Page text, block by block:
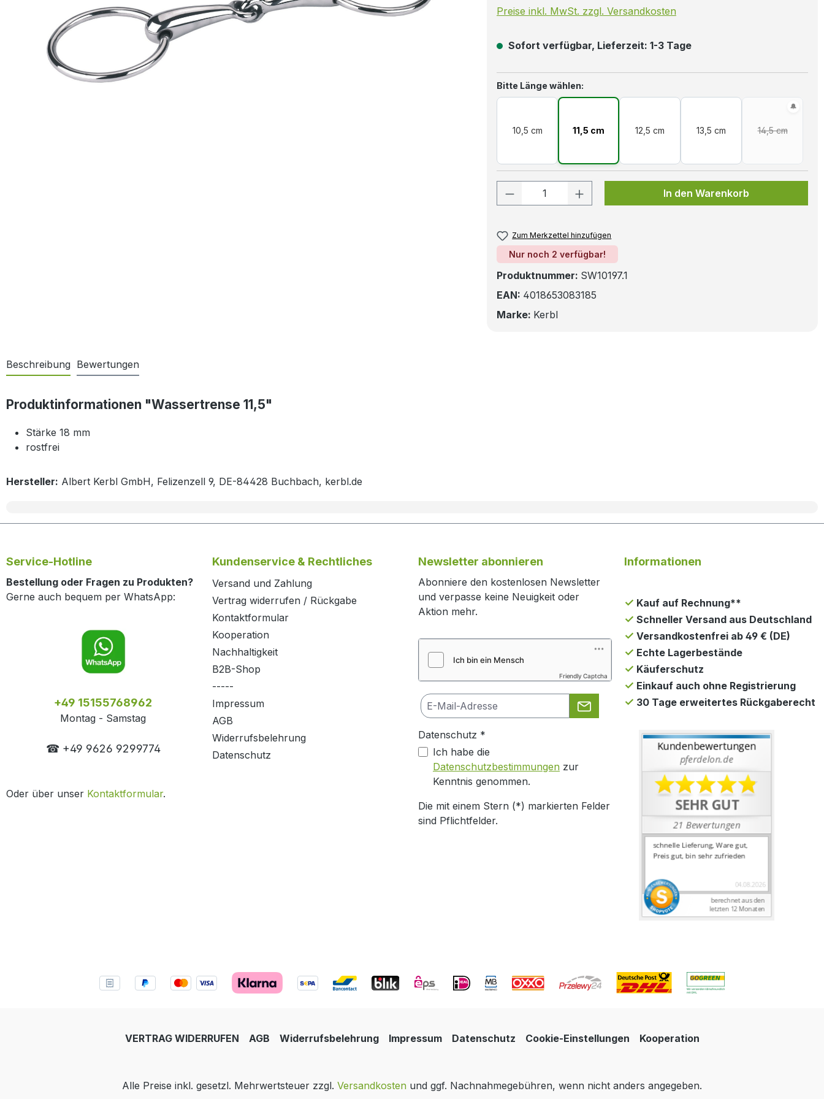
Preise inkl. MwSt. zzgl. Versandkosten
Sofort verfügbar, Lieferzeit: 1-3 Tage
Bitte Länge wählen:
10,5 cm 11,5 cm 12,5 cm 13,5 cm 14,5 cm
(Diese
Produkt Anzahl: Gib den gewünschten Wert
In den Warenkorb
Zum Merkzettel hinzufügen
Nur noch 2 verfügbar!
Produktnummer: SW10197.1
EAN: 4018653083185
Marke: Kerbl
Beschreibung Bewertungen
Produktinformationen "Wassertrense 11,5"
Stärke 18 mm
rostfrei
Hersteller: Albert Kerbl GmbH, Felizenzell 9, DE-84428 Buchbach, kerbl.de
Service-Hotline
Bestellung oder Fragen zu Produkten?
Gerne auch bequem per WhatsApp:
+49 15155768962
Montag - Samstag
☎ +49 9626 9299774
Oder über unser Kontaktformular.
Kundenservice & Rechtliches
Versand und Zahlung
Vertrag widerrufen / Rückgabe
Kontaktformular
Kooperation
Nachhaltigkeit
B2B-Shop
-----
Impressum
AGB
Widerrufsbelehrung
Datenschutz
Newsletter abonnieren
Abonniere den kostenlosen Newsletter
und verpasse keine Neuigkeit oder
Aktion mehr.
Friendly Captcha
Datenschutz *
Ich habe die
Datenschutzbestimmungen zur
Kenntnis genommen.
Die mit einem Stern (*) markierten Felder
sind Pflichtfelder.
Informationen
Kauf auf Rechnung**
Schneller Versand aus Deutschland
Versandkostenfrei ab 49 € (DE)
Echte Lagerbestände
Käuferschutz
Einkauf auch ohne Registrierung
30 Tage erweitertes Rückgaberecht
VERTRAG WIDERRUFEN AGB Widerrufsbelehrung Impressum Datenschutz Cookie-Einstellungen Kooperation
Alle Preise inkl. gesetzl. Mehrwertsteuer zzgl. Versandkosten und ggf. Nachnahmegebühren, wenn nicht anders angegeben.